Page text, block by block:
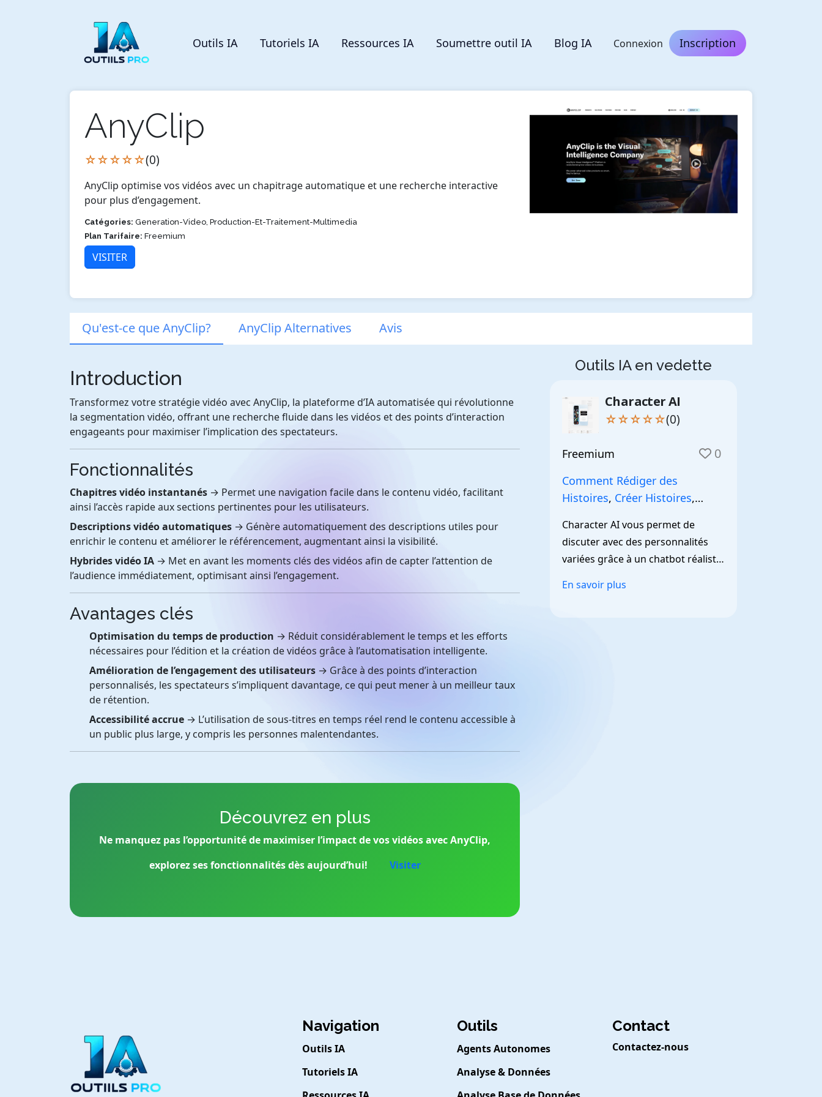
Outils IA Tutoriels IA Ressources IA Soumettre outil IA Blog IA Connexion Inscription
AnyClip
☆☆☆☆☆(0)
AnyClip optimise vos vidéos avec un chapitrage automatique et une recherche interactive
pour plus d’engagement.
Catégories: Generation-Video, Production-Et-Traitement-Multimedia
Plan Tarifaire: Freemium
VISITER
Qu'est-ce que AnyClip? AnyClip Alternatives Avis
Introduction
Transformez votre stratégie vidéo avec AnyClip, la plateforme d’IA automatisée qui révolutionne
la segmentation vidéo, offrant une recherche fluide dans les vidéos et des points d’interaction
engageants pour maximiser l’implication des spectateurs.
Fonctionnalités
Chapitres vidéo instantanés → Permet une navigation facile dans le contenu vidéo, facilitant
ainsi l’accès rapide aux sections pertinentes pour les utilisateurs.
Descriptions vidéo automatiques → Génère automatiquement des descriptions utiles pour
enrichir le contenu et améliorer le référencement, augmentant ainsi la visibilité.
Hybrides vidéo IA → Met en avant les moments clés des vidéos afin de capter l’attention de
l’audience immédiatement, optimisant ainsi l’engagement.
Avantages clés
Optimisation du temps de production → Réduit considérablement le temps et les efforts
nécessaires pour l’édition et la création de vidéos grâce à l’automatisation intelligente.
Amélioration de l’engagement des utilisateurs → Grâce à des points d’interaction
personnalisés, les spectateurs s’impliquent davantage, ce qui peut mener à un meilleur taux
de rétention.
Accessibilité accrue → L’utilisation de sous-titres en temps réel rend le contenu accessible à
un public plus large, y compris les personnes malentendantes.
Découvrez en plus
Ne manquez pas l’opportunité de maximiser l’impact de vos vidéos avec AnyClip,
explorez ses fonctionnalités dès aujourd’hui!
Visiter
Outils IA en vedette
Character AI
☆☆☆☆☆(0)
Freemium 0
Comment Rédiger des
Histoires, Créer Histoires,
Character AI vous permet de
discuter avec des personnalités
variées grâce à un chatbot réaliste
En savoir plus
Navigation
Outils IA
Tutoriels IA
Outils
Agents Autonomes
Analyse & Données
Contact
Contactez-nous